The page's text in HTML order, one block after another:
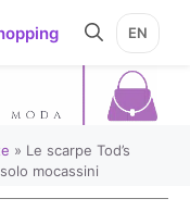
EN
» Le scarpe Tod’s
mocassini